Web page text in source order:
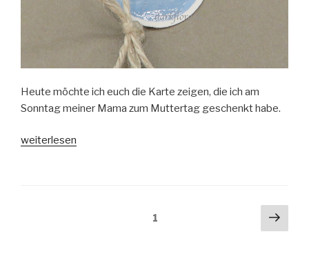
Heute möchte ich euch die Karte zeigen, die ich am
Sonntag meiner Mama zum Muttertag geschenkt habe.
„Karte
weiterlesen
1